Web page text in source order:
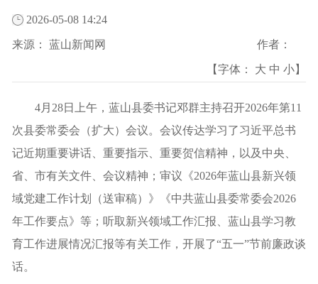
2026-05-08 14:24
来源： 蓝山新闻网 作者：
【字体： 大 中 小】
4月28日上午，蓝山县委书记邓群主持召开2026年第11
次县委常委会（扩大）会议。会议传达学习了习近平总书
记近期重要讲话、重要指示、重要贺信精神，以及中央、
省、市有关文件、会议精神；审议《2026年蓝山县新兴领
域党建工作计划（送审稿）》《中共蓝山县委常委会2026
年工作要点》等；听取新兴领域工作汇报、蓝山县学习教
育工作进展情况汇报等有关工作，开展了“五一”节前廉政谈
话。